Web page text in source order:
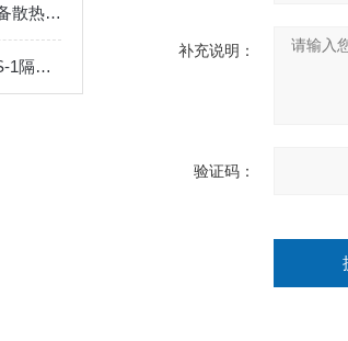
辐射散热制冷涂料在电子设备散热中的应用
热处理工业窑炉能效升级 ZS-1隔热保温涂料助力机械制造节能提质双赢
补充说明：
验证码：